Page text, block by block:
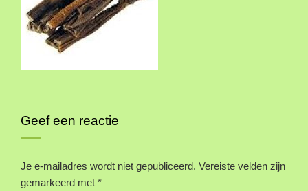
Geef een reactie
Je e-mailadres wordt niet gepubliceerd. Vereiste velden zijn
gemarkeerd met *